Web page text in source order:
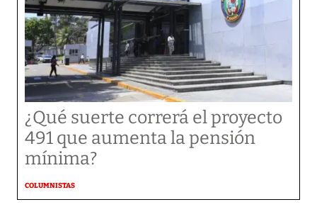
¿Qué suerte correrá el proyecto
491 que aumenta la pensión
mínima?
COLUMNISTAS